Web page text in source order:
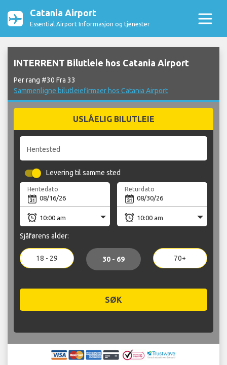
Catania Airport
Essential Airport Informasjon og tjenester
INTERRENT Bilutleie hos Catania Airport
Per rang #30 Fra 33
Sammenligne bilutleiefirmaer hos Catania Airport
USLÅELIG BILUTLEIE
Hentested
Levering til samme sted
Hentedato Returdato
Sjåførens alder:
18 - 29 30 - 69 70+
SØK